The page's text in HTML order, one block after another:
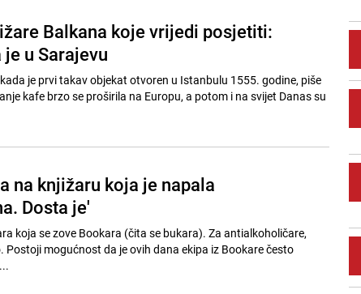
Balkana koje vrijedi posjetiti:
u Sarajevu
je prvi takav objekat otvoren u Istanbulu 1555. godine, piše
kafe brzo se proširila na Europu, a potom i na svijet Danas su
na knjižaru koja je napala
Dosta je'
koja se zove Bookara (čita se bukara). Za antialkoholičare,
Postoji mogućnost da je ovih dana ekipa iz Bookare često